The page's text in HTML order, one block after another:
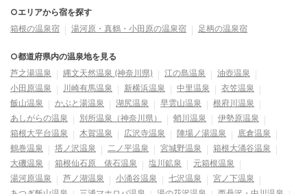
○エリアから宿を探す
箱根の温泉宿
湯河原・真鶴・小田原の温泉宿 足柄の温泉宿
○都道府県内の温泉地を見る
芦之湯温泉
縄文天然温泉 (神奈川県) 江の島温泉
油壺温泉
小田原温泉
川崎有馬温泉 新横浜温泉 中里温泉
衣笠温泉
飯山温泉
かぶと湯温泉 湖尻温泉 早雲山温泉
根府川温泉
あしがらの温泉
別所温泉（神奈川県） 蛸川温泉
伊勢原温泉
箱根大平台温泉
木賀温泉 広沢寺温泉 陣場ノ湯温泉
底倉温泉
鶴巻温泉
塔ノ沢温泉 二ノ平温泉 宮城野温泉
箱根大涌谷温泉
大磯温泉
箱根仙石原 俵石温泉 塩川鉱泉
元箱根温泉
湯河原温泉
芦ノ湖温泉 小涌谷温泉 七沢温泉
宮ノ下温泉